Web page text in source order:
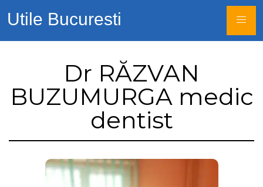
Utile Bucuresti
Dr RĂZVAN
BUZUMURGA medic
dentist